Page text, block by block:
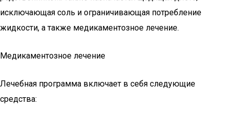
исключающая соль и ограничивающая потребление
жидкости, а также медикаментозное лечение.
Медикаментозное лечение
Лечебная программа включает в себя следующие
средства: